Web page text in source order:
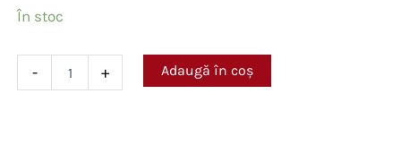
În stoc
- + Adaugă în coș